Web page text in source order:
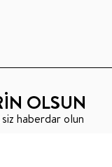
OLSUN
haberdar olun